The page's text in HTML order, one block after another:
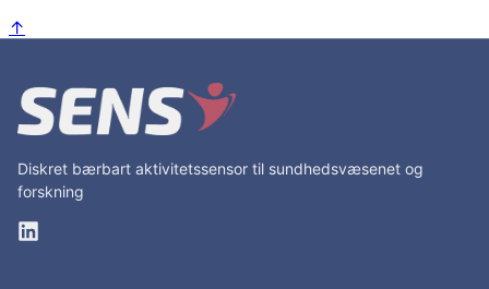
↑
Diskret bærbart aktivitetssensor til sundhedsvæsenet og
forskning